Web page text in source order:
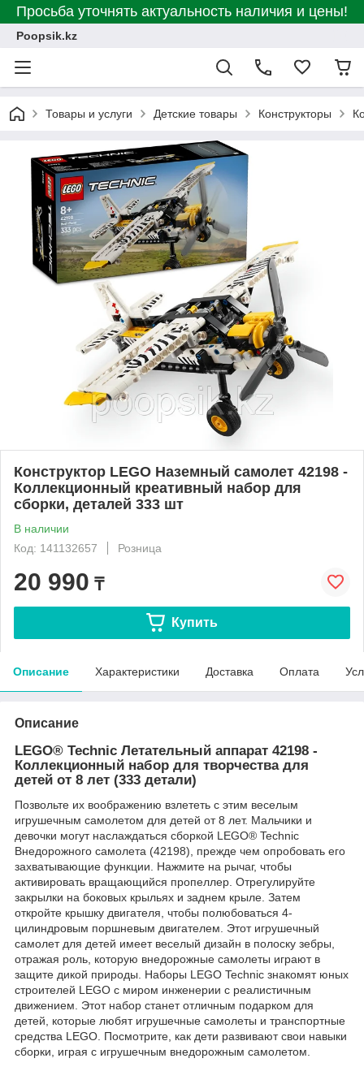
Просьба уточнять актуальность наличия и цены!
Poopsik.kz
Товары и услуги Детские товары Конструкторы
Конструктор LEGO Наземный самолет 42198 -
Коллекционный креативный набор для
сборки, деталей 333 шт
В наличии
Код: 141132657
Розница
20 990 ₸
Купить
Описание Характеристики Доставка Оплата
Описание
LEGO® Technic Летательный аппарат 42198 -
Коллекционный набор для творчества для
детей от 8 лет (333 детали)
Позвольте их воображению взлететь с этим веселым
игрушечным самолетом для детей от 8 лет. Мальчики и
девочки могут наслаждаться сборкой LEGO® Technic
Внедорожного самолета (42198), прежде чем опробовать его
захватывающие функции. Нажмите на рычаг, чтобы
активировать вращающийся пропеллер. Отрегулируйте
закрылки на боковых крыльях и заднем крыле. Затем
откройте крышку двигателя, чтобы полюбоваться 4-
цилиндровым поршневым двигателем. Этот игрушечный
самолет для детей имеет веселый дизайн в полоску зебры,
отражая роль, которую внедорожные самолеты играют в
защите дикой природы. Наборы LEGO Technic знакомят юных
строителей LEGO с миром инженерии с реалистичным
движением. Этот набор станет отличным подарком для
детей, которые любят игрушечные самолеты и транспортные
средства LEGO. Посмотрите, как дети развивают свои навыки
сборки, играя с игрушечным внедорожным самолетом.